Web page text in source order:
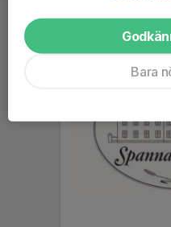
Bara